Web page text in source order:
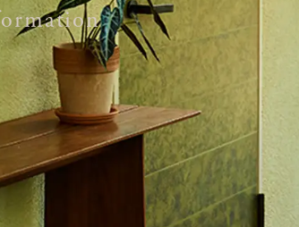
ン（フランス料理）